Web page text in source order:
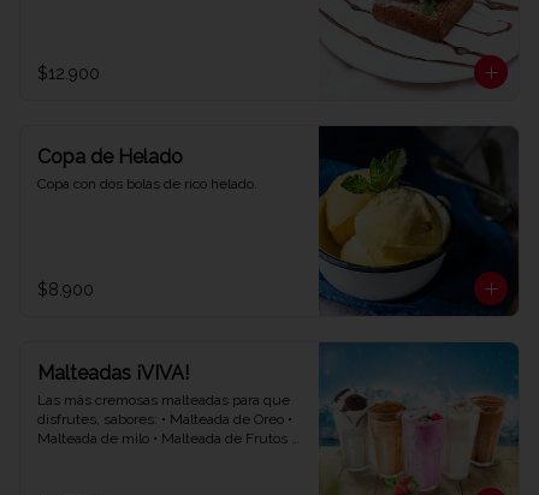
$12.900
Copa de Helado
Copa con dos bolas de rico helado.
$8.900
Malteadas ¡VIVA!
Las más cremosas malteadas para que
disfrutes, sabores: • Malteada de Oreo •
Malteada de milo • Malteada de Frutos